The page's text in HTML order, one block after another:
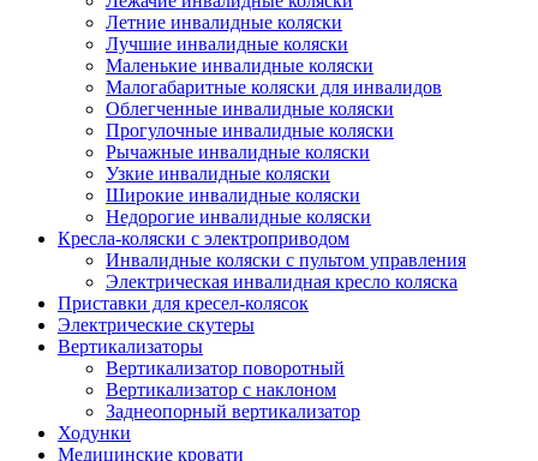
Летние инвалидные коляски
Лучшие инвалидные коляски
Маленькие инвалидные коляски
Малогабаритные коляски для инвалидов
Облегченные инвалидные коляски
Прогулочные инвалидные коляски
Рычажные инвалидные коляски
Узкие инвалидные коляски
Широкие инвалидные коляски
Недорогие инвалидные коляски
Кресла-коляски с электроприводом
Инвалидные коляски с пультом управления
Электрическая инвалидная кресло коляска
Приставки для кресел-колясок
Электрические скутеры
Вертикализаторы
Вертикализатор поворотный
Вертикализатор с наклоном
Заднеопорный вертикализатор
Ходунки
Медицинские кровати